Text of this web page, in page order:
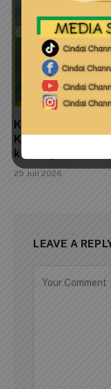
Kejari
Kasus
ke Penyidikan
25 Juli 2026
LEAVE A